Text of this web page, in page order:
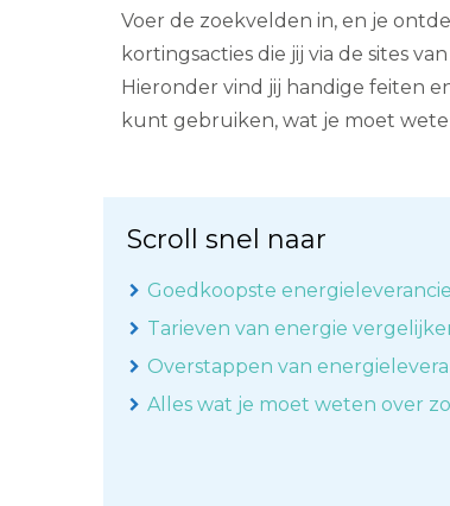
Voer de zoekvelden in, en je
kortingsacties die jij via de sites
Hieronder vind jij handige feiten
kunt gebruiken, wat je moet
Scroll snel naar
Goedkoopste
Tarieven van energie
Overstappen van
Alles wat je moet weten over